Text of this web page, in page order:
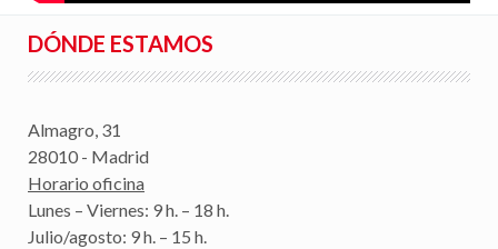
DÓNDE ESTAMOS
Almagro, 31
28010 - Madrid
Horario oficina
Lunes – Viernes: 9 h. – 18 h.
Julio/agosto: 9 h. – 15 h.